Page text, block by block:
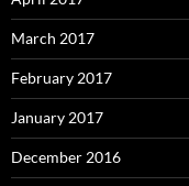
March 2017
February 2017
January 2017
December 2016